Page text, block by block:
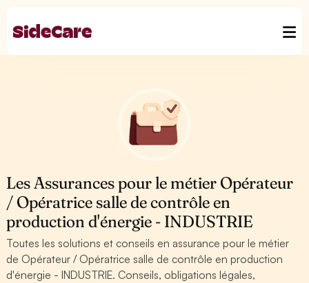
Les Assurances pour le métier Opérateur
/ Opératrice salle de contrôle en
production d'énergie - INDUSTRIE
Toutes les solutions et conseils en assurance pour le métier
de Opérateur / Opératrice salle de contrôle en production
d'énergie - INDUSTRIE. Conseils, obligations légales,